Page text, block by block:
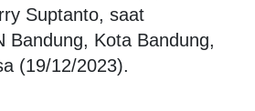
Suptanto, saat
Bandung, Kota Bandung,
(19/12/2023).